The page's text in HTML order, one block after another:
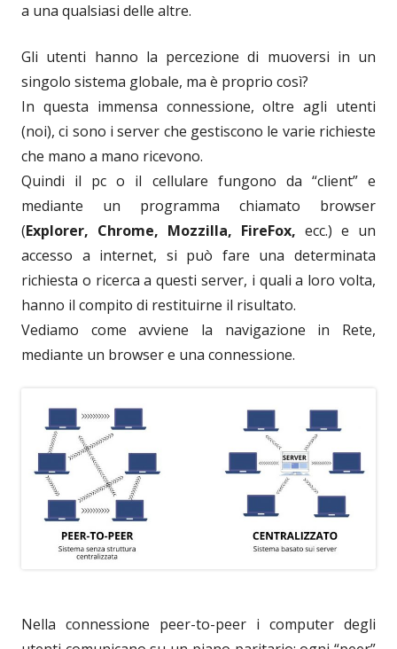
a una qualsiasi delle altre.
Gli utenti hanno la percezione di muoversi in un
singolo sistema globale, ma è proprio così?
In questa immensa connessione, oltre agli utenti
(noi), ci sono i server che gestiscono le varie richieste
che mano a mano ricevono.
Quindi il pc o il cellulare fungono da “client” e
mediante un programma chiamato browser
(Explorer, Chrome, Mozzilla, FireFox, ecc.) e un
accesso a internet, si può fare una determinata
richiesta o ricerca a questi server, i quali a loro volta,
hanno il compito di restituirne il risultato.
Vediamo come avviene la navigazione in Rete,
mediante un browser e una connessione.
Nella connessione peer-to-peer i computer degli